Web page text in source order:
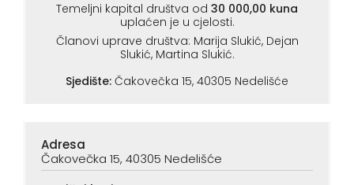
Temeljni kapital društva od 30 000,00 kuna
uplaćen je u cjelosti.
Članovi uprave društva: Marija Slukić, Dejan
Slukić, Martina Slukić.
Sjedište: Čakovečka 15, 40305 Nedelišće
Adresa
Čakovečka 15, 40305 Nedelišće